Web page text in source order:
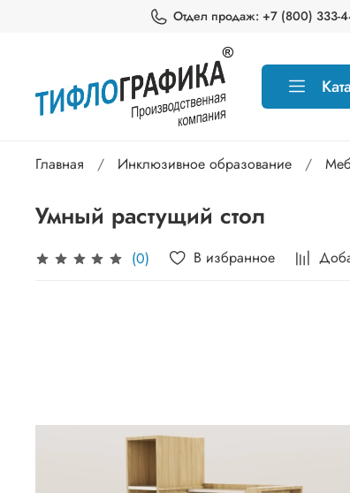
Отдел продаж: +7 (800) 333-
Главная Инклюзивное образование
Умный растущий стол
(0) В избранное